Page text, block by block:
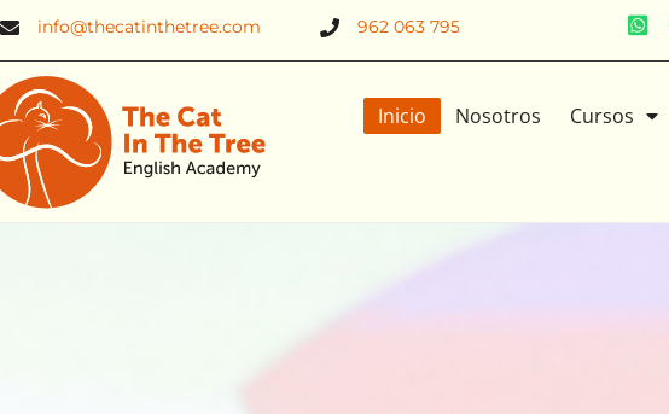
info@thecatinthetree.com 962 063 795
Inicio Nosotros Cursos